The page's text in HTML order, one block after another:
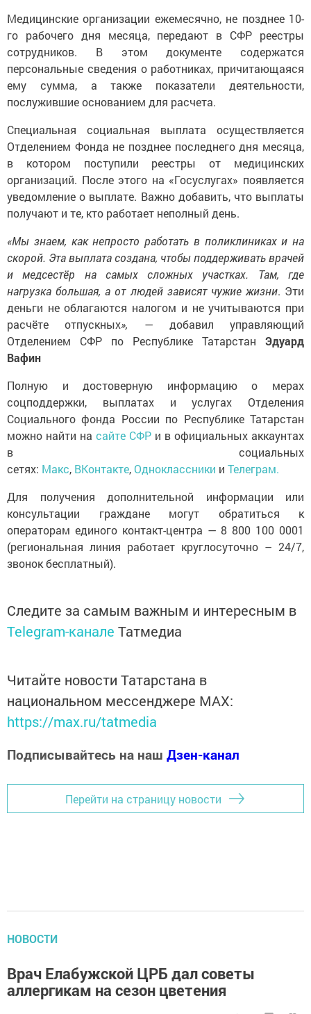
Медицинские организации ежемесячно, не позднее 10-
го рабочего дня месяца, передают в СФР реестры
сотрудников. В этом документе содержатся
персональные сведения о работниках, причитающаяся
ему сумма, а также показатели деятельности,
послужившие основанием для расчета.
Специальная социальная выплата осуществляется
Отделением Фонда не позднее последнего дня месяца,
в котором поступили реестры от медицинских
организаций. После этого на «Госуслугах» появляется
уведомление о выплате. Важно добавить, что выплаты
получают и те, кто работает неполный день.
«Мы знаем, как непросто работать в поликлиниках и на
скорой. Эта выплата создана, чтобы поддерживать врачей
и медсестёр на самых сложных участках. Там, где
нагрузка большая, а от людей зависят чужие жизни. Эти
деньги не облагаются налогом и не учитываются при
расчёте отпускных», — добавил управляющий
Отделением СФР по Республике Татарстан Эдуард
Вафин
Полную и достоверную информацию о мерах
соцподдержки, выплатах и услугах Отделения
Социального фонда России по Республике Татарстан
можно найти на сайте СФР и в официальных аккаунтах
в социальных
сетях: Макс, ВКонтакте, Одноклассники и Телеграм.
Для получения дополнительной информации или
консультации граждане могут обратиться к
операторам единого контакт-центра — 8 800 100 0001
(региональная линия работает круглосуточно – 24/7,
звонок бесплатный).
Следите за самым важным и интересным в
Telegram-канале Татмедиа
Читайте новости Татарстана в
национальном мессенджере MАХ:
https://max.ru/tatmedia
Подписывайтесь на наш Дзен-канал
Перейти на страницу новости
НОВОСТИ
Врач Елабужской ЦРБ дал советы
аллергикам на сезон цветения